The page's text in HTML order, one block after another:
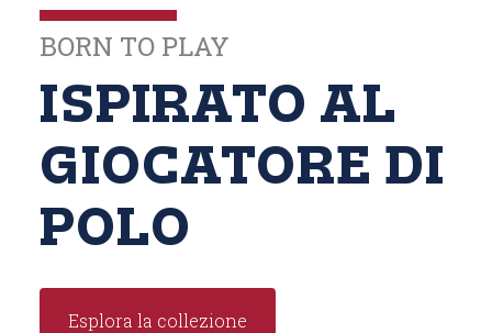
BORN TO PLAY
ISPIRATO AL
GIOCATORE DI
POLO
Esplora la collezione